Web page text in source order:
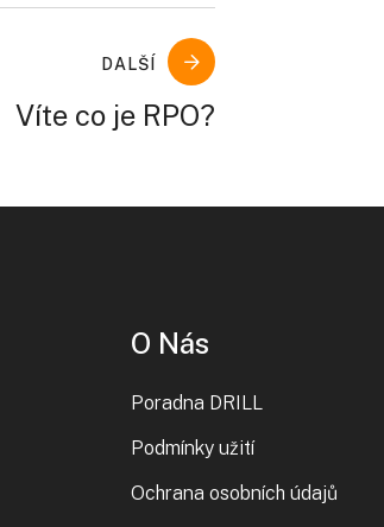
DALŠÍ
Víte co je RPO?
O Nás
Poradna DRILL
Podmínky užití
Ochrana osobních údajů